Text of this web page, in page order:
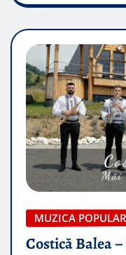
MUZICA
Costică Balea